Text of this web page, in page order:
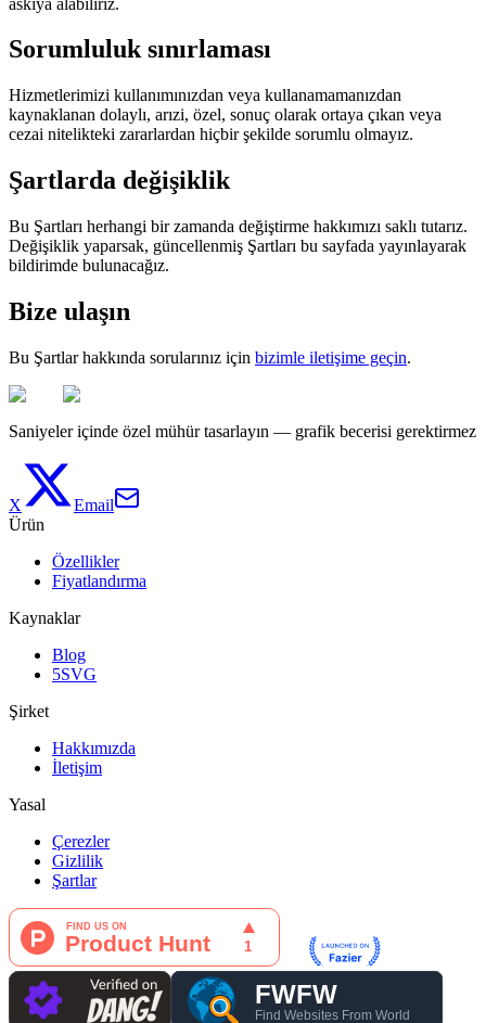
Sorumluluk sınırlaması
Hizmetlerimizi kullanımınızdan veya kullanamamanızdan
kaynaklanan dolaylı, arızi, özel, sonuç olarak ortaya çıkan veya
cezai nitelikteki zararlardan hiçbir şekilde sorumlu olmayız.
Şartlarda değişiklik
Bu Şartları herhangi bir zamanda değiştirme hakkımızı saklı tutarız.
Değişiklik yaparsak, güncellenmiş Şartları bu sayfada yayınlayarak
bildirimde bulunacağız.
Bize ulaşın
Bu Şartlar hakkında sorularınız için bizimle iletişime geçin.
Saniyeler içinde özel mühür tasarlayın — grafik becerisi gerektirmez
X
Email
Ürün
Özellikler
Fiyatlandırma
Kaynaklar
Blog
5SVG
Şirket
Hakkımızda
İletişim
Yasal
Çerezler
Gizlilik
Şartlar